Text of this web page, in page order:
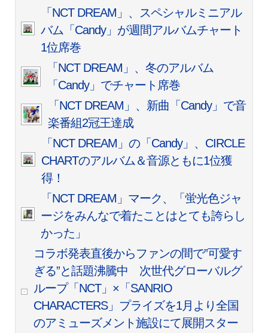
「NCT DREAM」、スペシャルミニアル
バム「Candy」が週間アルバムチャート
1位席巻
「NCT DREAM」、冬のアルバム
「Candy」でチャート席巻
「NCT DREAM」、新曲「Candy」で音
楽番組2冠王達成
「NCT DREAM」の「Candy」、CIRCLE
CHARTのアルバム＆音源ともに1位獲
得！
「NCT DREAM」マーク、「蛍光色ジャ
ージをみんなで着たことはとても誇らし
かった」
コラボ発表直後からファンの間で”可愛す
ぎる”と話題沸騰中 次世代グローバルグ
ループ「NCT」×「SANRIO
CHARACTERS」プライズを1月より全国
のアミューズメント施設にて展開スター